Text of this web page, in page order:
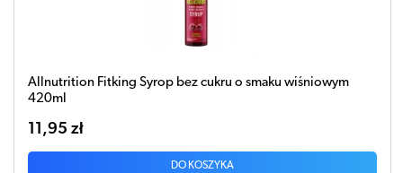
Allnutrition Fitking Syrop bez cukru o smaku wiśniowym
420ml
11,95 zł
DO KOSZYKA